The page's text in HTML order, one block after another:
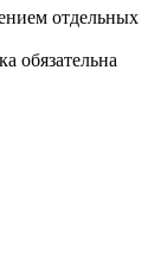
отдельных
обязательна